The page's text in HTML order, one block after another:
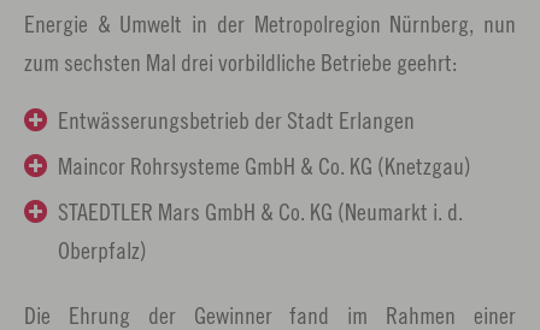
Energie & Umwelt in der Metropolregion Nürnberg, nun
zum sechsten Mal drei vorbildliche Betriebe geehrt:
Entwässerungsbetrieb der Stadt Erlangen
Maincor Rohrsysteme GmbH & Co. KG (Knetzgau)
STAEDTLER Mars GmbH & Co. KG (Neumarkt i. d.
Oberpfalz)
Die Ehrung der Gewinner fand im Rahmen einer